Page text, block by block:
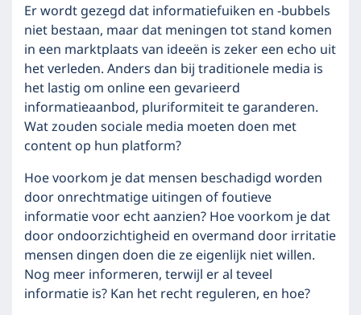
Er wordt gezegd dat informatiefuiken en -bubbels
niet bestaan, maar dat meningen tot stand komen
in een marktplaats van ideeën is zeker een echo uit
het verleden. Anders dan bij traditionele media is
het lastig om online een gevarieerd
informatieaanbod, pluriformiteit te garanderen.
Wat zouden sociale media moeten doen met
content op hun platform?
Hoe voorkom je dat mensen beschadigd worden
door onrechtmatige uitingen of foutieve
informatie voor echt aanzien? Hoe voorkom je dat
door ondoorzichtigheid en overmand door irritatie
mensen dingen doen die ze eigenlijk niet willen.
Nog meer informeren, terwijl er al teveel
informatie is? Kan het recht reguleren, en hoe?